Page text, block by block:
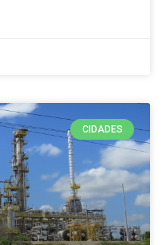
CIDADES